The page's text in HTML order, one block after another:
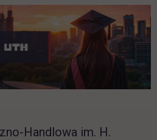
Handlowa im. H.